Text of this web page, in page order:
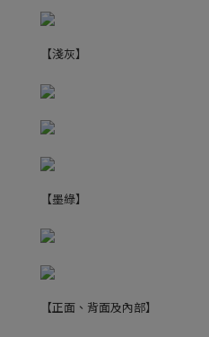
【淺灰】
【墨綠】
【正面、背面及內部】